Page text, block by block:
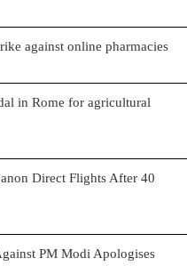
against online pharmacies
in Rome for agricultural
Direct Flights After 40
PM Modi Apologises